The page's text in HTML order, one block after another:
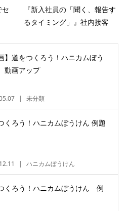
『新入社員の「聞く、報告す
るタイミング」』社内接客
】道をつくろう！ハニカムぼう
画アップ
未分類
くろう！ハニカムぼうけん 例題
ハニカムぼうけん
くろう！ハニカムぼうけん 例